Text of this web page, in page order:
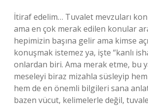
İtiraf edelim… Tuvalet mevzuları
ama en çok merak edilen konular
hepimizin başına gelir ama kimse
konuşmak istemez ya, işte “kanlı
onlardan biri. Ama merak etme, bu
meseleyi biraz mizahla süsleyip
hem de en önemli bilgileri sana
bazen vücut, kelimelerle değil,